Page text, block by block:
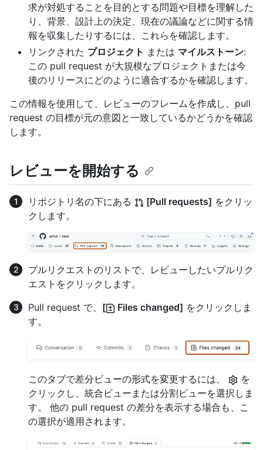
求が対処することを目的とする問題や目標を理解した
り、背景、設計上の決定、現在の議論などに関する情
報を収集したりするには、これらを確認します。
リンクされた プロジェクト または マイルストーン:
この pull request が大規模なプロジェクトまたは今
後のリリースにどのように適合するかを確認します。
この情報を使用して、レビューのフレームを作成し、pull
request の目標が元の意図と一致しているかどうかを確認
します。
レビューを開始する
リポジトリ名の下にある [Pull requests] をクリッ
クします。
プルリクエストのリストで、レビューしたいプルリク
エストをクリックします。
Pull request で、 [ Files changed] をクリックしま
す。
このタブで差分ビューの形式を変更するには、
を
クリックし、統合ビューまたは分割ビューを選択しま
す。 他の pull request の差分を表示する場合も、こ
の選択が適用されます。